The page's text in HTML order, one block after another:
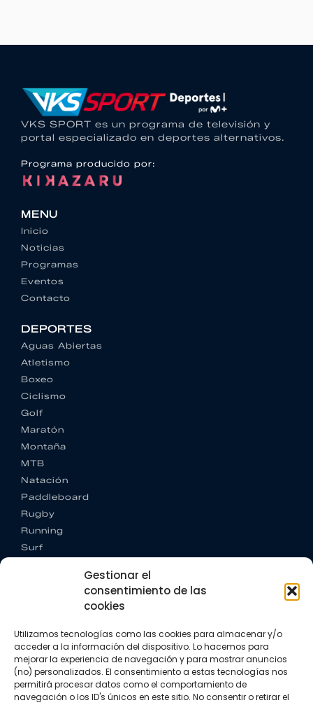
Gestionar el
consentimiento de las
cookies
Utilizamos tecnologías como las cookies para almacenar y/o
acceder a la información del dispositivo. Lo hacemos para
mejorar la experiencia de navegación y para mostrar anuncios
(no) personalizados. El consentimiento a estas tecnologías nos
permitirá procesar datos como el comportamiento de
navegación o los ID's únicos en este sitio. No consentir o retirar el
VKS SPORT es un programa de televisión y
portal especializado en deportes alternativos.
Programa producido por:
MENU
Inicio
Noticias
Programas
Eventos
Contacto
DEPORTES
Aguas Abiertas
Atletismo
Boxeo
Ciclismo
Golf
Maratón
Montaña
MTB
Natación
Paddleboard
Rugby
Running
Surf
CONTACTO
+34 662 342 177
info@vkssport.com
SÍGUENOS